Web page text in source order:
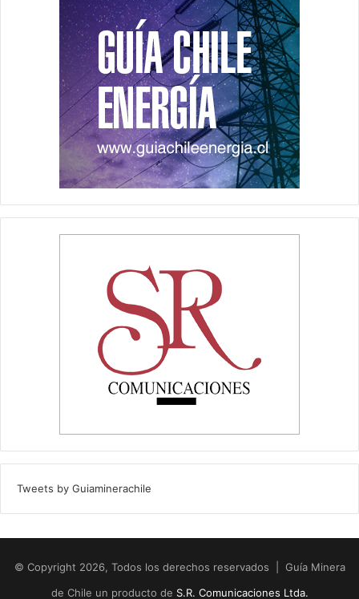
Tweets by Guiaminerachile
© Copyright 2026, Todos los derechos reservados | Guía Minera
de Chile un producto de S.R. Comunicaciones Ltda.